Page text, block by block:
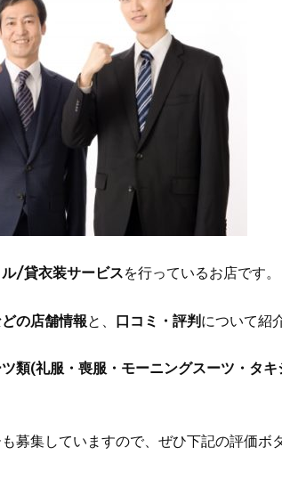
/貸衣装サービスを行っているお店です。
の店舗情報と、 口コミ・評判について紹
類(礼服・喪服・モーニングスーツ・タ
募集していますので、ぜひ下記の評価ボ